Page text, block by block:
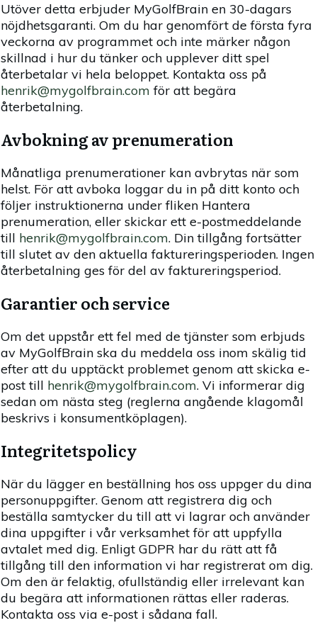
Utöver detta erbjuder MyGolfBrain en 30-dagars
nöjdhetsgaranti. Om du har genomfört de första fyra
veckorna av programmet och inte märker någon
skillnad i hur du tänker och upplever ditt spel
återbetalar vi hela beloppet. Kontakta oss på
henrik@mygolfbrain.com för att begära
återbetalning.
Avbokning av prenumeration
Månatliga prenumerationer kan avbrytas när som
helst. För att avboka loggar du in på ditt konto och
följer instruktionerna under fliken Hantera
prenumeration, eller skickar ett e-postmeddelande
till henrik@mygolfbrain.com. Din tillgång fortsätter
till slutet av den aktuella faktureringsperioden. Ingen
återbetalning ges för del av faktureringsperiod.
Garantier och service
Om det uppstår ett fel med de tjänster som erbjuds
av MyGolfBrain ska du meddela oss inom skälig tid
efter att du upptäckt problemet genom att skicka e-
post till henrik@mygolfbrain.com. Vi informerar dig
sedan om nästa steg (reglerna angående klagomål
beskrivs i konsumentköplagen).
Integritetspolicy
När du lägger en beställning hos oss uppger du dina
personuppgifter. Genom att registrera dig och
beställa samtycker du till att vi lagrar och använder
dina uppgifter i vår verksamhet för att uppfylla
avtalet med dig. Enligt GDPR har du rätt att få
tillgång till den information vi har registrerat om dig.
Om den är felaktig, ofullständig eller irrelevant kan
du begära att informationen rättas eller raderas.
Kontakta oss via e-post i sådana fall.